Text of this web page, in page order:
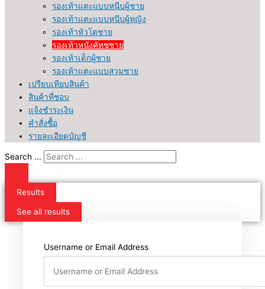
รองเท้าแตะแบบหนีบผู้ชาย
รองเท้าแตะแบบหนีบผู้หญิง
รองเท้าหัวโตชาย
รองเท้าหนังคัทชูชาย
รองเท้าเด็กผู้ชาย
รองเท้าแตะแบบสวมชาย
เปรียบเทียบสินค้า
สินค้าที่ชอบ
แจ้งชำระเงิน
คำสั่งซื้อ
รายละเอียดบัญชี
Search ...
Results
See all results
Username or Email Address